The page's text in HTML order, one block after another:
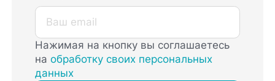
Нажимая на кнопку вы соглашаетесь
наобработку своих персональных
данных